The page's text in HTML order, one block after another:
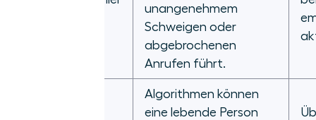
unangenehmem
Schweigen oder
abgebrochenen
Anrufen führt.
Algorithmen können
eine lebende Person